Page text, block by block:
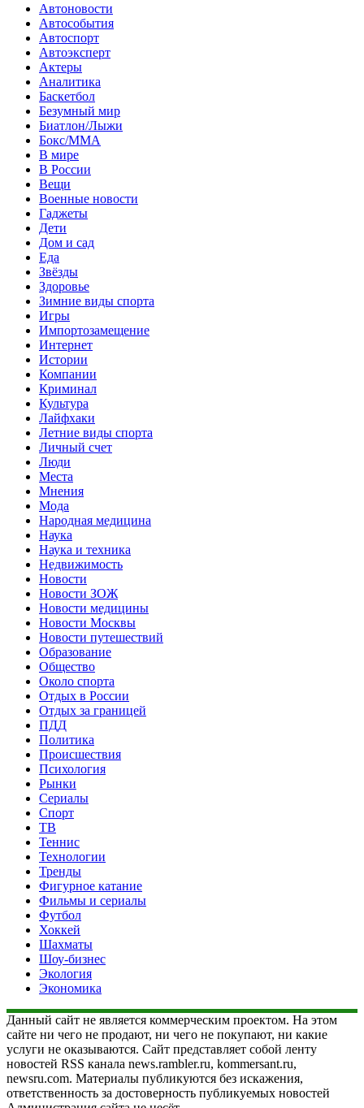
Автоновости
Автособытия
Автоспорт
Автоэксперт
Актеры
Аналитика
Баскетбол
Безумный мир
Биатлон/Лыжи
Бокс/MMA
В мире
В России
Вещи
Военные новости
Гаджеты
Дети
Дом и сад
Еда
Звёзды
Здоровье
Зимние виды спорта
Игры
Импортозамещение
Интернет
Истории
Компании
Криминал
Культура
Лайфхаки
Летние виды спорта
Личный счет
Люди
Места
Мнения
Мода
Народная медицина
Наука
Наука и техника
Недвижимость
Новости
Новости ЗОЖ
Новости медицины
Новости Москвы
Новости путешествий
Образование
Общество
Около спорта
Отдых в России
Отдых за границей
ПДД
Политика
Происшествия
Психология
Рынки
Сериалы
Спорт
ТВ
Теннис
Технологии
Тренды
Фигурное катание
Фильмы и сериалы
Футбол
Хоккей
Шахматы
Шоу-бизнес
Экология
Экономика
Данный сайт не является коммерческим проектом. На этом
сайте ни чего не продают, ни чего не покупают, ни какие
услуги не оказываются. Сайт представляет собой ленту
новостей RSS канала news.rambler.ru, kommersant.ru,
newsru.com. Материалы публикуются без искажения,
ответственность за достоверность публикуемых новостей